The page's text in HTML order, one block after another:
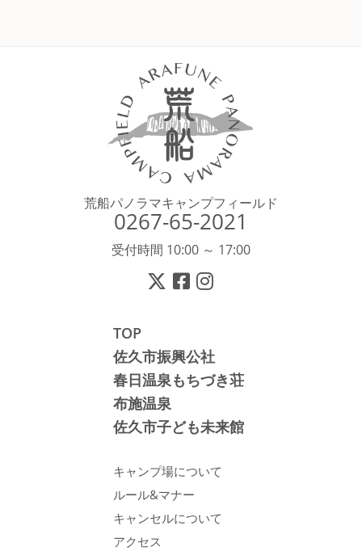
荒船パノラマキャンプフィールド
0267-65-2021
受付時間 10:00 ～ 17:00
TOP
佐久市振興公社
春日温泉もちづき荘
布施温泉
佐久市子ども未来館
キャンプ場について
ルール&マナー
キャンセルについて
アクセス